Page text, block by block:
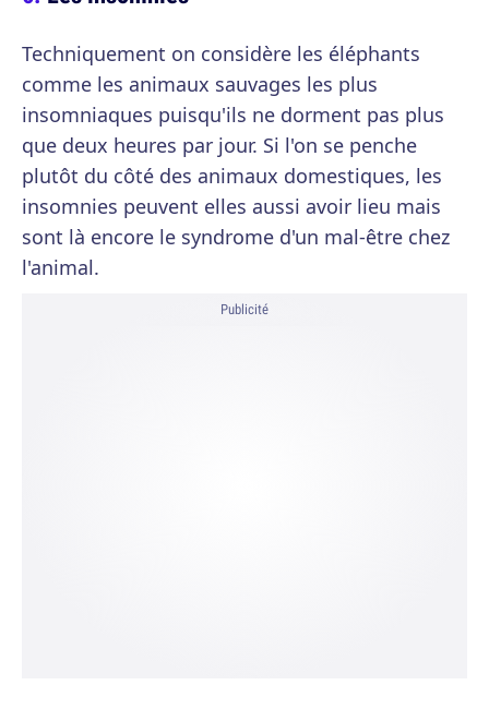
Techniquement on considère les éléphants
comme les animaux sauvages les plus
insomniaques puisqu'ils ne dorment pas plus
que deux heures par jour. Si l'on se penche
plutôt du côté des animaux domestiques, les
insomnies peuvent elles aussi avoir lieu mais
sont là encore le syndrome d'un mal-être chez
l'animal.
Publicité